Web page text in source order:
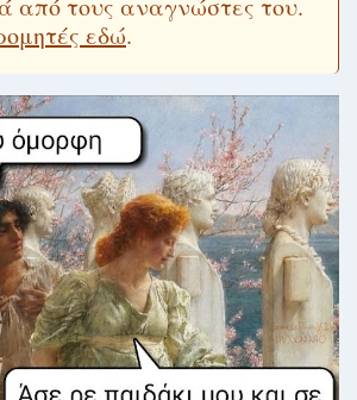
από τους αναγνώστες του.
εδώ.